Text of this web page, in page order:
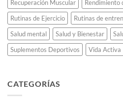
Recuperación Muscular
Rendimiento
Rutinas de Ejercicio
Rutinas de
Salud mental
Salud y Bienestar
Suplementos Deportivos
Vida Activa
CATEGORÍAS